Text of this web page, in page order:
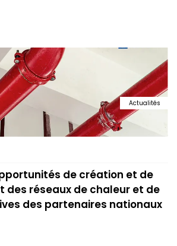
Actualités
de création et de
des réseaux de chaleur et de
des partenaires nationaux